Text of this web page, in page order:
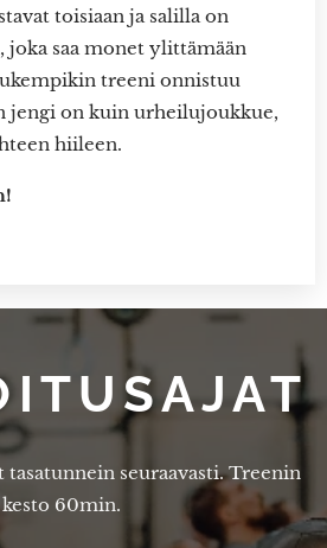
toisiaan ja salilla on
saa monet ylittämään
treeni onnistuu
jengi on kuin urheilujoukkue,
hiileen.
seuraavasti. Treenin
kesto 60min.